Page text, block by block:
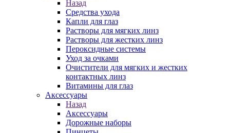
Назад
Средства ухода
Капли для глаз
Растворы для мягких линз
Растворы для жестких линз
Пероксидные системы
Уход за очками
Очистители для мягких и жестких
контактных линз
Витамины для глаз
Аксессуары
Назад
Аксессуары
Дорожные наборы